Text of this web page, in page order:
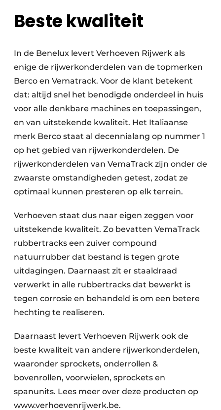
Beste kwaliteit
In de Benelux levert Verhoeven Rijwerk als
enige de rijwerkonderdelen van de topmerken
Berco en Vematrack. Voor de klant betekent
dat: altijd snel het benodigde onderdeel in huis
voor alle denkbare machines en toepassingen,
en van uitstekende kwaliteit. Het Italiaanse
merk Berco staat al decennialang op nummer 1
op het gebied van rijwerkonderdelen. De
rijwerkonderdelen van VemaTrack zijn onder de
zwaarste omstandigheden getest, zodat ze
optimaal kunnen presteren op elk terrein.
Verhoeven staat dus naar eigen zeggen voor
uitstekende kwaliteit. Zo bevatten VemaTrack
rubbertracks een zuiver compound
natuurrubber dat bestand is tegen grote
uitdagingen. Daarnaast zit er staaldraad
verwerkt in alle rubbertracks dat bewerkt is
tegen corrosie en behandeld is om een betere
hechting te realiseren.
Daarnaast levert Verhoeven Rijwerk ook de
beste kwaliteit van andere rijwerkonderdelen,
waaronder sprockets, onderrollen &
bovenrollen, voorwielen, sprockets en
spanunits. Lees meer over deze producten op
www.verhoevenrijwerk.be.